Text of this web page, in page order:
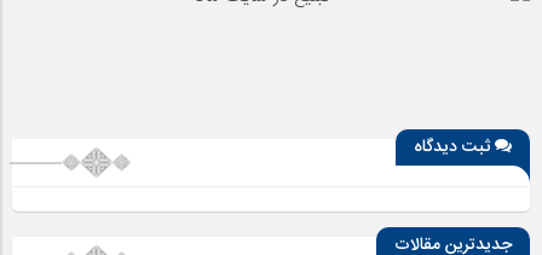
ثبت دیدگاه
جدیدترین مقالات